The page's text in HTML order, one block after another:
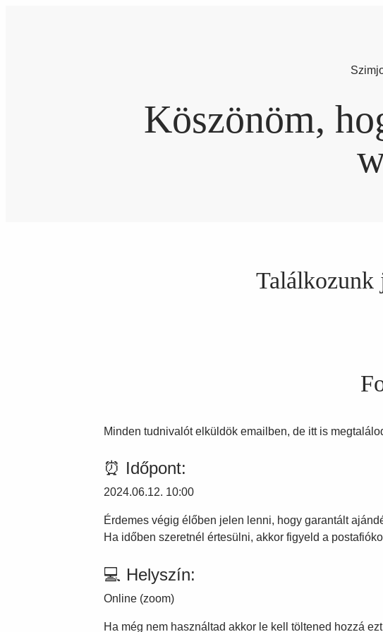
Köszönöm,
Találkozunk
Minden tudnivalót elküldök emailben, de itt is
⏰ Időpont:
2024.06.12. 10:00
Érdemes végig élőben jelen lenni, hogy garantált
Ha időben szeretnél értesülni, akkor figyeld a
💻 Helyszín:
Online (zoom)
Ha még nem használtad akkor le kell töltened hozzá